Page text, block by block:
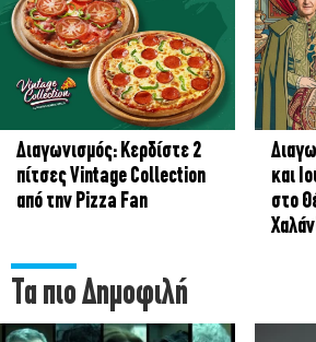
Διαγωνισμός: Κερδίστε 2
πίτσες Vintage Collection
από την Pizza Fan
και
στο
Τα πιο Δημοφιλή